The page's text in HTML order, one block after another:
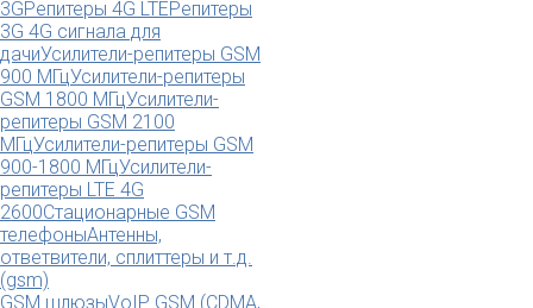
3GРепитеры 4G LTEРепитеры
3G 4G сигнала для
дачиУсилители-репитеры GSM
900 МГцУсилители-репитеры
GSM 1800 МГцУсилители-
репитеры GSM 2100
МГцУсилители-репитеры GSM
900-1800 МГцУсилители-
репитеры LTE 4G
2600Стационарные GSM
телефоныАнтенны,
ответвители, сплиттеры и т.д.
(gsm)
GSM шлюзыVoIP GSM (CDMA,